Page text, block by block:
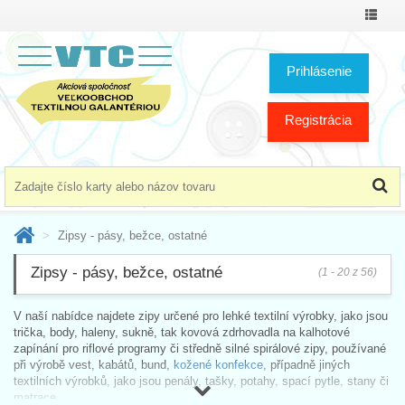
Prepnúť
Prihlásenie
Registrácia
Zipsy - pásy, bežce, ostatné
Zipsy - pásy, bežce, ostatné (1 - 20 z 56)
V naší nabídce najdete zipy určené pro lehké textilní výrobky, jako jsou
trička, body, haleny, sukně, tak kovová zdrhovadla na kalhotové
zapínání pro riflové programy či středně silné spirálové zipy, používané
při výrobě vest, kabátů, bund, kožené konfekce , případně jiných
textilních výrobků, jako jsou penály, tašky, potahy, spací pytle, stany či
matrace.